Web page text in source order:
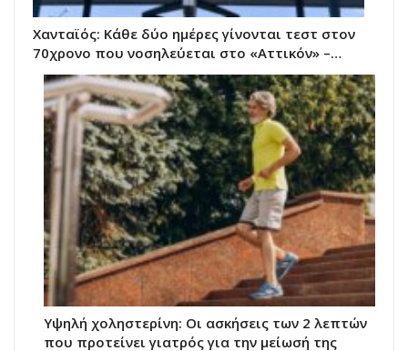
Χανταϊός: Κάθε δύο ημέρες γίνονται τεστ στον
70χρονο που νοσηλεύεται στο «Αττικόν» –…
Υψηλή χοληστερίνη: Οι ασκήσεις των 2 λεπτών
που προτείνει γιατρός για την μείωσή της